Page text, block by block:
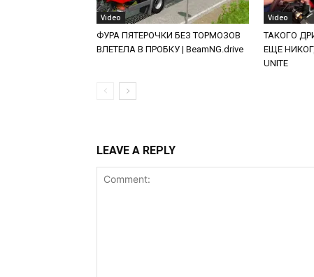
Video
ФУРА ПЯТЕРОЧКИ БЕЗ ТОРМОЗОВ
ВЛЕТЕЛА В ПРОБКУ | BeamNG.drive
Video
ТАКОГО
ЕЩЕ
UNITE
LEAVE A REPLY